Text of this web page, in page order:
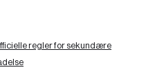
regler for sekundære